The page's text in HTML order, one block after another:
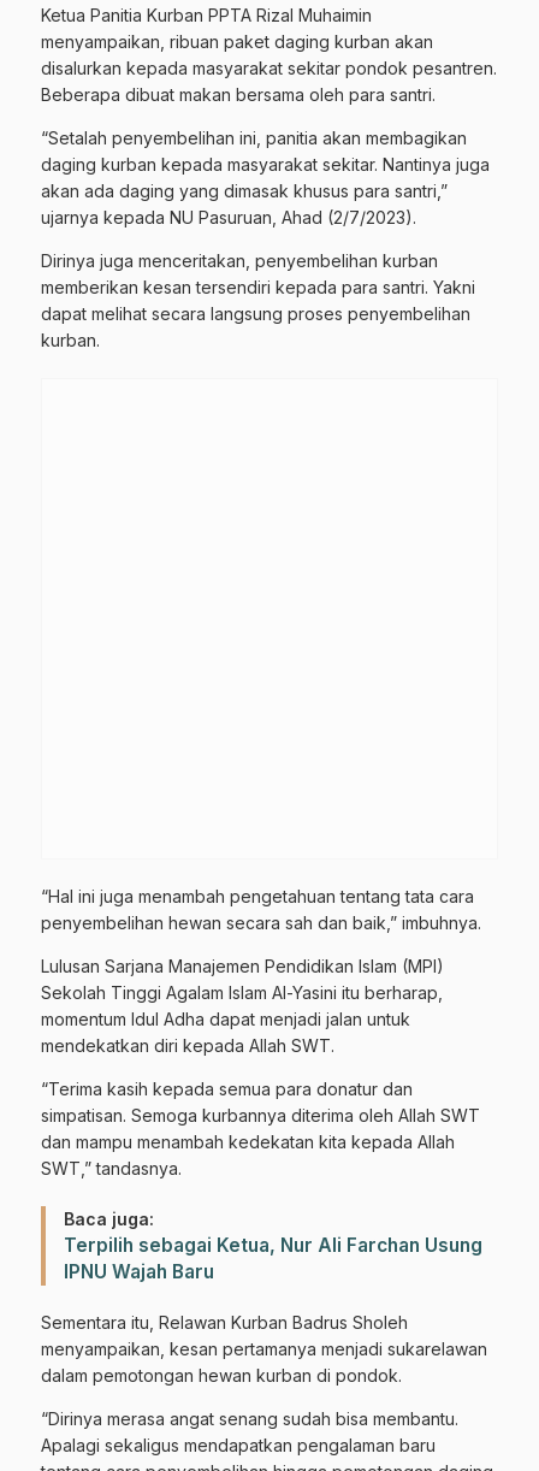
Ketua Panitia Kurban PPTA Rizal Muhaimin
menyampaikan, ribuan paket daging kurban akan
disalurkan kepada masyarakat sekitar pondok pesantren.
Beberapa dibuat makan bersama oleh para santri.
“Setalah penyembelihan ini, panitia akan membagikan
daging kurban kepada masyarakat sekitar. Nantinya juga
akan ada daging yang dimasak khusus para santri,”
ujarnya kepada NU Pasuruan, Ahad (2/7/2023).
Dirinya juga menceritakan, penyembelihan kurban
memberikan kesan tersendiri kepada para santri. Yakni
dapat melihat secara langsung proses penyembelihan
kurban.
“Hal ini juga menambah pengetahuan tentang tata cara
penyembelihan hewan secara sah dan baik,” imbuhnya.
Lulusan Sarjana Manajemen Pendidikan Islam (MPI)
Sekolah Tinggi Agalam Islam Al-Yasini itu berharap,
momentum Idul Adha dapat menjadi jalan untuk
mendekatkan diri kepada Allah SWT.
“Terima kasih kepada semua para donatur dan
simpatisan. Semoga kurbannya diterima oleh Allah SWT
dan mampu menambah kedekatan kita kepada Allah
SWT,” tandasnya.
Baca juga:
Terpilih sebagai Ketua, Nur Ali Farchan Usung
IPNU Wajah Baru
Sementara itu, Relawan Kurban Badrus Sholeh
menyampaikan, kesan pertamanya menjadi sukarelawan
dalam pemotongan hewan kurban di pondok.
“Dirinya merasa angat senang sudah bisa membantu.
Apalagi sekaligus mendapatkan pengalaman baru